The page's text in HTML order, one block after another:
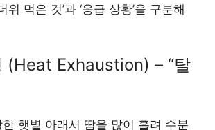
위 먹은 것’과 ‘응급 상황’을 구분해
Exhaustion) – “탈
한 햇볕 아래서 땀을 많이 흘려 수분